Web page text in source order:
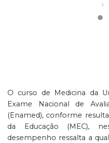
‹
O curso de Medicina da
Exame Nacional de
(Enamed), conforme
da Educação (MEC),
desempenho ressalta a